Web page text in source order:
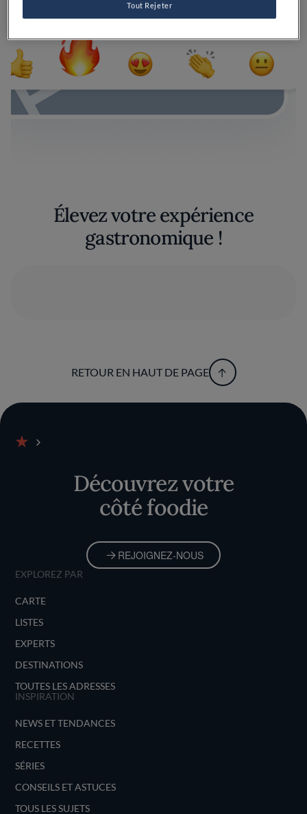
Élevez votre expérience
gastronomique !
RETOUR EN HAUT DE PAGE
Découvrez votre
côté foodie
REJOIGNEZ-NOUS
EXPLOREZ PAR
CARTE
LISTES
EXPERTS
DESTINATIONS
TOUTES LES ADRESSES
INSPIRATION
NEWS ET TENDANCES
RECETTES
SÉRIES
CONSEILS ET ASTUCES
TOUS LES SUJETS
Tout Rejeter